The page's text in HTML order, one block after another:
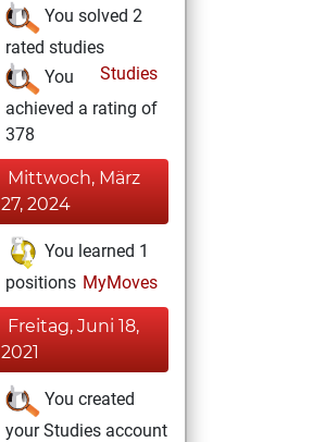
You solved 2
rated studies
Studies
You
achieved a rating of
378
Mittwoch, März
27, 2024
You learned 1
positions MyMoves
Freitag, Juni 18,
2021
You created
your Studies account